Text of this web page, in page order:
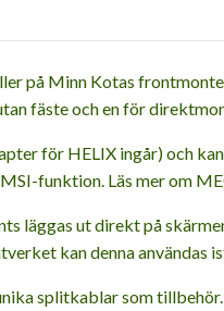
på Minn Kotas
fäste och en för
för HELIX ingår) och
funktion. Läs mer om
läggas ut direkt på
kan denna användas
splitkablar som tillbehör.